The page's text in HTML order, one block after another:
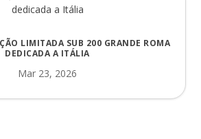
LIMITADA SUB 200 GRANDE ROMA
DEDICADA A ITÁLIA
Mar 23, 2026